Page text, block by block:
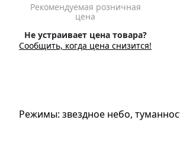
Рекомендуемая розничная
цена
Не устраивает цена товара?
Сообщить, когда цена снизится!
Режимы: звездное небо,